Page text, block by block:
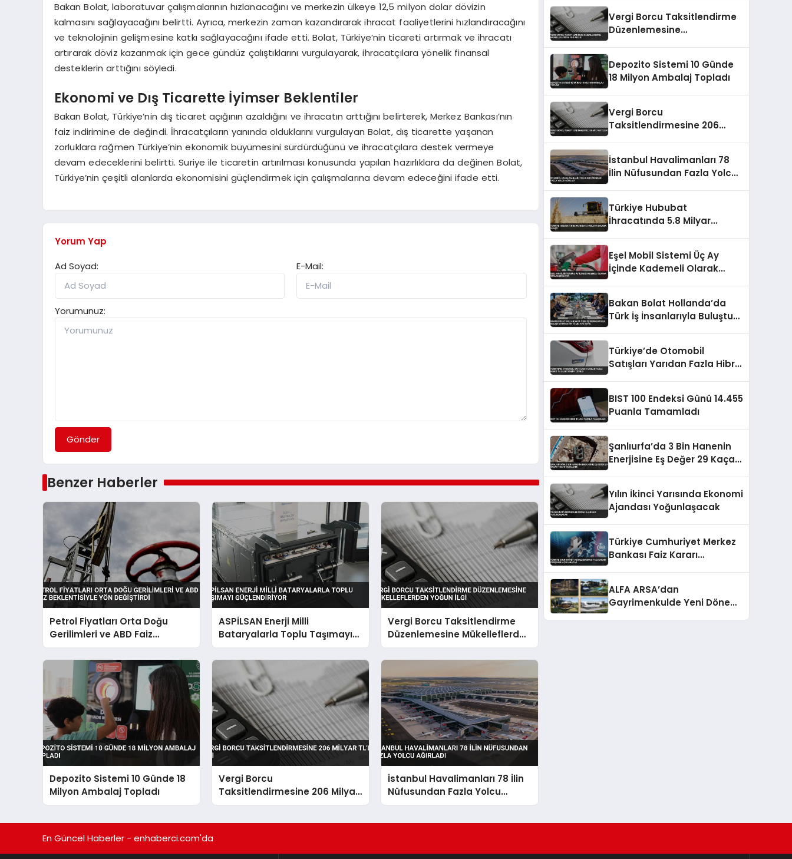
Bakan Bolat, laboratuvar çalışmalarının hızlanacağını ve merkezin ülkeye 12,5 milyon dolar dövizin
kalmasını sağlayacağını belirtti. Ayrıca, merkezin zaman kazandırarak ihracat faaliyetlerini hızlandıracağını
ve teknolojinin gelişmesine katkı sağlayacağını ifade etti. Bolat, Türkiye’nin ticareti artırmak ve ihracatı
artırarak döviz kazanmak için gece gündüz çalıştıklarını vurgulayarak, ihracatçılara yönelik finansal
desteklerin arttığını söyledi.
Ekonomi ve Dış Ticarette İyimser Beklentiler
Bakan Bolat, Türkiye’nin dış ticaret açığının azaldığını ve ihracatın arttığını belirterek, Merkez Bankası’nın
faiz indirimine de değindi. İhracatçıların yanında olduklarını vurgulayan Bolat, dış ticarette yaşanan
zorluklara rağmen Türkiye’nin ekonomik büyümesini sürdürdüğünü ve ihracatçılara destek vermeye
devam edeceklerini belirtti. Suriye ile ticaretin artırılması konusunda yapılan hazırlıklara da değinen Bolat,
Türkiye’nin çeşitli alanlarda ekonomisini güçlendirmek için çalışmalarına devam edeceğini ifade etti.
Yorum Yap
Ad Soyad:
E-Mail:
Yorumunuz:
Gönder
Benzer Haberler
Petrol Fiyatları Orta Doğu
Gerilimleri ve ABD Faiz
Beklentisiyle Yön Değiştirdi
ASPİLSAN Enerji Milli
Bataryalarla Toplu Taşımayı
Güçlendiriyor
Vergi Borcu Taksitlendirme
Düzenlemesine Mükelleflerden
Yoğun İlgi
Depozito Sistemi 10 Günde 18
Milyon Ambalaj Topladı
Vergi Borcu
Taksitlendirmesine 206 Milyar
TL’lik İlgi
İstanbul Havalimanları 78 İlin
Nüfusundan Fazla Yolcu
Ağırladı
Vergi Borcu Taksitlendirme
Düzenlemesine
Depozito Sistemi 10 Günde
18 Milyon Ambalaj Topladı
Vergi Borcu
Taksitlendirmesine 206
İstanbul Havalimanları 78
İlin Nüfusundan Fazla Yolcu
Türkiye Hububat
İhracatında 5.8 Milyar
Eşel Mobil Sistemi Üç Ay
İçinde Kademeli Olarak
Bakan Bolat Hollanda’da
Türk İş İnsanlarıyla Buluştu
Türkiye’de Otomobil
Satışları Yarıdan Fazla Hibrit
BIST 100 Endeksi Günü 14.455
Puanla Tamamladı
Şanlıurfa’da 3 Bin Hanenin
Enerjisine Eş Değer 29 Kaçak
Yılın İkinci Yarısında Ekonomi
Ajandası Yoğunlaşacak
Türkiye Cumhuriyet Merkez
Bankası Faiz Kararı
ALFA ARSA’dan
Gayrimenkulde Yeni Dönem:
En Güncel Haberler - enhaberci.com'da